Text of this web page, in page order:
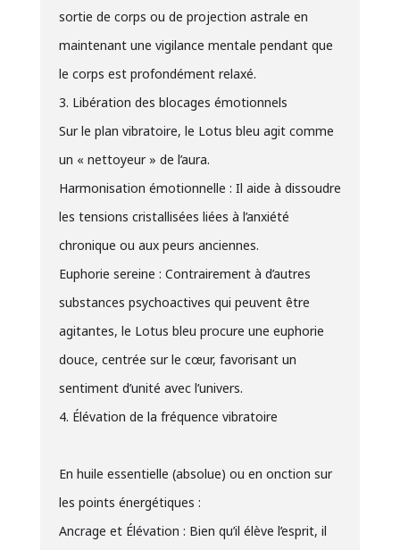
sortie de corps ou de projection astrale en
maintenant une vigilance mentale pendant que
le corps est profondément relaxé.
3. Libération des blocages émotionnels
Sur le plan vibratoire, le Lotus bleu agit comme
un « nettoyeur » de l’aura.
Harmonisation émotionnelle : Il aide à dissoudre
les tensions cristallisées liées à l’anxiété
chronique ou aux peurs anciennes.
Euphorie sereine : Contrairement à d’autres
substances psychoactives qui peuvent être
agitantes, le Lotus bleu procure une euphorie
douce, centrée sur le cœur, favorisant un
sentiment d’unité avec l’univers.
4. Élévation de la fréquence vibratoire
En huile essentielle (absolue) ou en onction sur
les points énergétiques :
Ancrage et Élévation : Bien qu’il élève l’esprit, il